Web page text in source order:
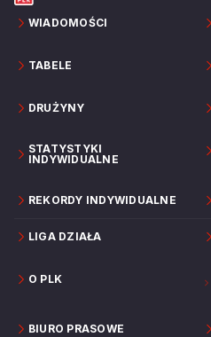
WIADOMOŚCI
TABELE
DRUŻYNY
STATYSTYKI
INDYWIDUALNE
REKORDY INDYWIDUALNE
LIGA DZIAŁA
O PLK
BIURO PRASOWE